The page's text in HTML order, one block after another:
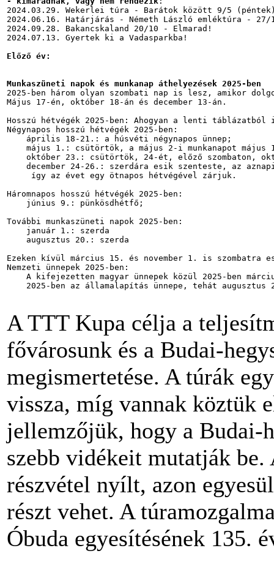
2024.03.29. Wekerlei túra - Barátok között 9/5
2024.06.16. Határjárás - Németh László emléktúra - 27/
2024.09.28. Bakancskaland 20/10 - Elmarad!
2024.07.13. Gyertek ki a Vadasparkba!
Előző év:
Munkaszüneti napok és munkanap áthelyezések 2025-ben
2025-ben három olyan szombati nap is lesz, amikor
Május 17-én, október 18-án és december 13-án.
Hosszú hétvégék 2025-ben: Ahogyan a lenti
Négynapos hosszú hétvégék 2025-ben:
    április 18-21.: a húsvéti négynapos ünnep;
május 1.: csütörtök, a május 2-i munkanapot május
október 23.: csütörtök, 24-ét, előző szombaton,
december 24-26.: szerdára esik szenteste, az
     így az évet egy ötnapos hétvégével zárjuk.
Háromnapos hosszú hétvégék 2025-ben:
    június 9.: pünkösdhétfő;
További munkaszüneti napok 2025-ben:
    január 1.: szerda
    augusztus 20.: szerda
Ezeken kívül március 15. és november 1. is szombatra
Nemzeti ünnepek 2025-ben:
A kifejezetten magyar ünnepek közül 2025-ben
2025-ben az államalapítás ünnepe, tehát augusztus
A TTT Kupa célja a
fővárosunk és a Budai-
megismertetése. A túrák
vissza, míg vannak köztük
jellemzőjük, hogy a Budai-
szebb vidékeit mutatják be.
részvétel nyílt, azon
részt vehet. A
Óbuda egyesítésének 135.